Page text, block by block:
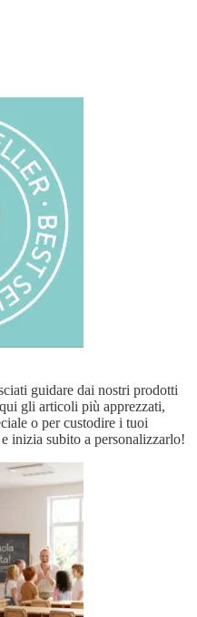
guidare dai nostri prodotti
gli articoli più apprezzati,
o per custodire i tuoi
inizia subito a personalizzarlo!